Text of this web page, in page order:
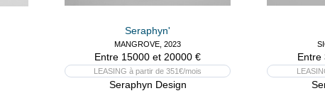
Seraphyn'
MANGROVE, 2023
Entre 15000 et 20000 €
LEASING à partir de 351€/mois
Seraphyn Design
Entre